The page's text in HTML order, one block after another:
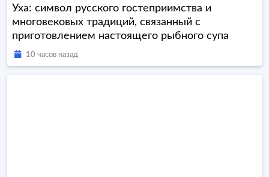
Уха: символ русского гостеприимства и
многовековых традиций, связанный с
приготовлением настоящего рыбного супа
10 часов назад